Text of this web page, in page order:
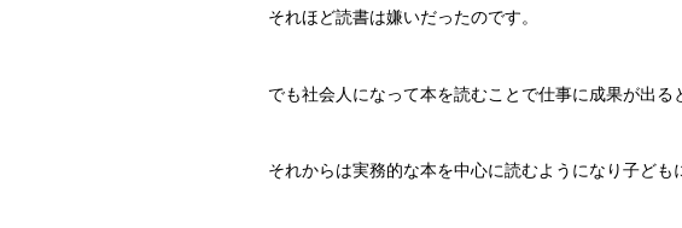
それほど読書は嫌いだったのです。
でも社会人になって本を読むことで仕事に成果が出
それからは実務的な本を中心に読むようになり子ど